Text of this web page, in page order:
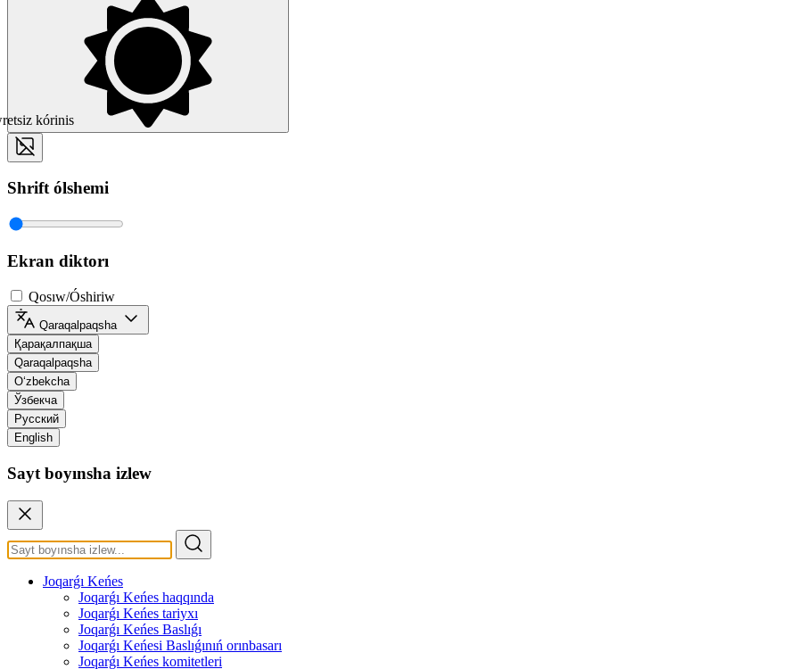
kórinis
Shrift ólshemi
Ekran diktorı
Qosıw/Óshiriw
Qaraqalpaqsha
Қарақалпақша
Qaraqalpaqsha
O‘zbekcha
Ўзбекча
Русский
English
Sayt boyınsha izlew
Joqarǵı Keńes
Joqarǵı Keńes haqqında
Joqarǵı Keńes tariyxı
Joqarǵı Keńes Baslıǵı
Joqarǵı Keńesi Baslıǵınıń orınbasarı
Joqarǵı Keńes komitetleri